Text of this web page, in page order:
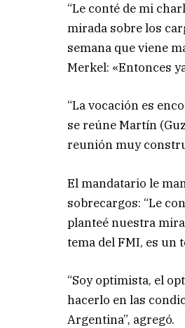
“Le conté de mi
mirada sobre los
semana que viene
Merkel: «Entonces
“La vocación es
se reúne Martín
reunión muy
El mandatario le
sobrecargos: “Le
planteé nuestra
tema del FMI, es un
“Soy optimista, el
hacerlo en las
Argentina”, agregó.